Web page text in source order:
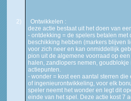
2)
Ontwikkelen :
deze actie bestaat uit het doen van
- ontdekking = de spelers betalen
beschikking hebben (markers blijven
voor zich neer en kan onmiddellijk
pion uit de algemene voorraad op
halen, zandlopers nemen, goudblokje
actiepunten.
- wonder = kost een aantal sterren
of ingenieurontwikkeling, voor elk
speler neemt het wonder en legt dit
einde van het spel. Deze actie kost 7